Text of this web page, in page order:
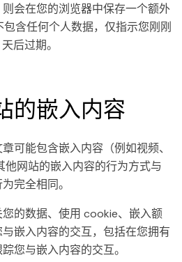
会在您的浏览器中保存一个额外
含任何个人数据，仅指示您刚刚
后过期。
的嵌入内容
可能包含嵌入内容（例如视频、
他网站的嵌入内容的行为方式与
完全相同。
的数据、使用 cookie、嵌入额
嵌入内容的交互，包括在您拥有
您与嵌入内容的交互。